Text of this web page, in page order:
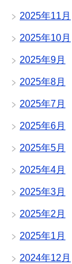
2025年11月
2025年10月
2025年9月
2025年8月
2025年7月
2025年6月
2025年5月
2025年4月
2025年3月
2025年2月
2025年1月
2024年12月